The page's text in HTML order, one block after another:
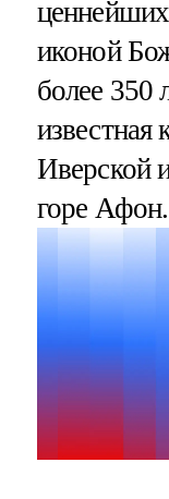
иконой
более 350
известная
Иверской
горе Афон.